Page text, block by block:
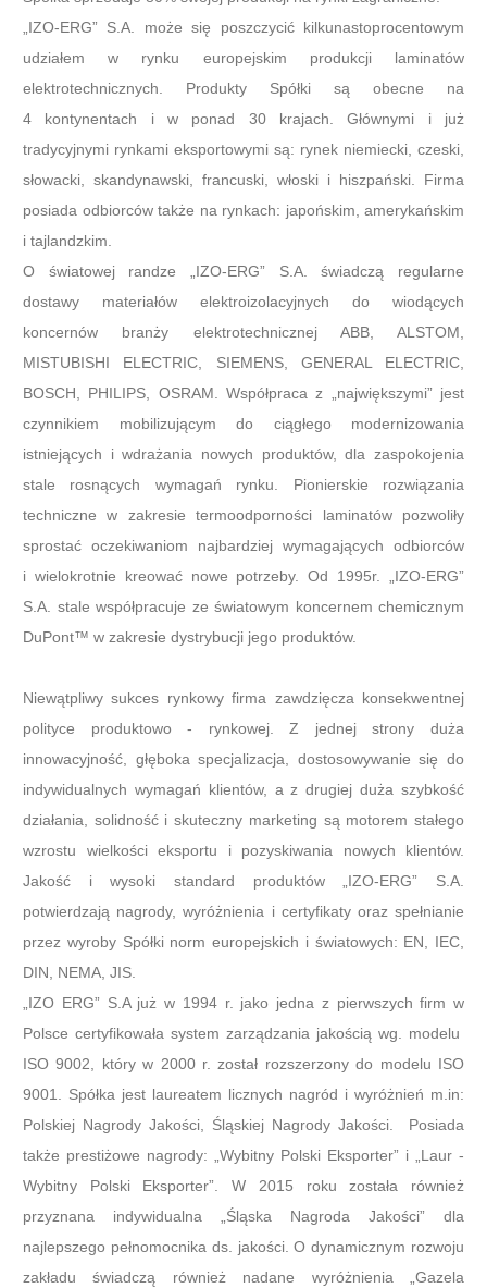
„IZO-ERG” S.A. może się poszczycić kilkunastoprocentowym
udziałem w rynku europejskim produkcji laminatów
elektrotechnicznych. Produkty Spółki są obecne na
4 kontynentach i w ponad 30 krajach. Głównymi i już
tradycyjnymi rynkami eksportowymi są: rynek niemiecki, czeski,
słowacki, skandynawski, francuski, włoski i hiszpański. Firma
posiada odbiorców także na rynkach: japońskim, amerykańskim
i tajlandzkim.
O światowej randze „IZO-ERG” S.A. świadczą regularne
dostawy materiałów elektroizolacyjnych do wiodących
koncernów branży elektrotechnicznej ABB, ALSTOM,
MISTUBISHI ELECTRIC, SIEMENS, GENERAL ELECTRIC,
BOSCH, PHILIPS, OSRAM. Współpraca z „największymi” jest
czynnikiem mobilizującym do ciągłego modernizowania
istniejących i wdrażania nowych produktów, dla zaspokojenia
stale rosnących wymagań rynku. Pionierskie rozwiązania
techniczne w zakresie termoodporności laminatów pozwoliły
sprostać oczekiwaniom najbardziej wymagających odbiorców
i wielokrotnie kreować nowe potrzeby. Od 1995r. „IZO-ERG”
S.A. stale współpracuje ze światowym koncernem chemicznym
DuPont™ w zakresie dystrybucji jego produktów.
Niewątpliwy sukces rynkowy firma zawdzięcza konsekwentnej
polityce produktowo - rynkowej. Z jednej strony duża
innowacyjność, głęboka specjalizacja, dostosowywanie się do
indywidualnych wymagań klientów, a z drugiej duża szybkość
działania, solidność i skuteczny marketing są motorem stałego
wzrostu wielkości eksportu i pozyskiwania nowych klientów.
Jakość i wysoki standard produktów „IZO-ERG” S.A.
potwierdzają nagrody, wyróżnienia i certyfikaty oraz spełnianie
przez wyroby Spółki norm europejskich i światowych: EN, IEC,
DIN, NEMA, JIS.
„IZO ERG” S.A już w 1994 r. jako jedna z pierwszych firm w
Polsce certyfikowała system zarządzania jakością wg. modelu
ISO 9002, który w 2000 r. został rozszerzony do modelu ISO
9001. Spółka jest laureatem licznych nagród i wyróżnień m.in:
Polskiej Nagrody Jakości, Śląskiej Nagrody Jakości. Posiada
także prestiżowe nagrody: „Wybitny Polski Eksporter” i „Laur -
Wybitny Polski Eksporter”. W 2015 roku została również
przyznana indywidualna „Śląska Nagroda Jakości” dla
najlepszego pełnomocnika ds. jakości. O dynamicznym rozwoju
zakładu świadczą również nadane wyróżnienia „Gazela